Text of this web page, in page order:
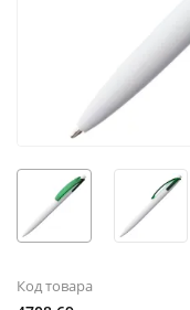
Код товара